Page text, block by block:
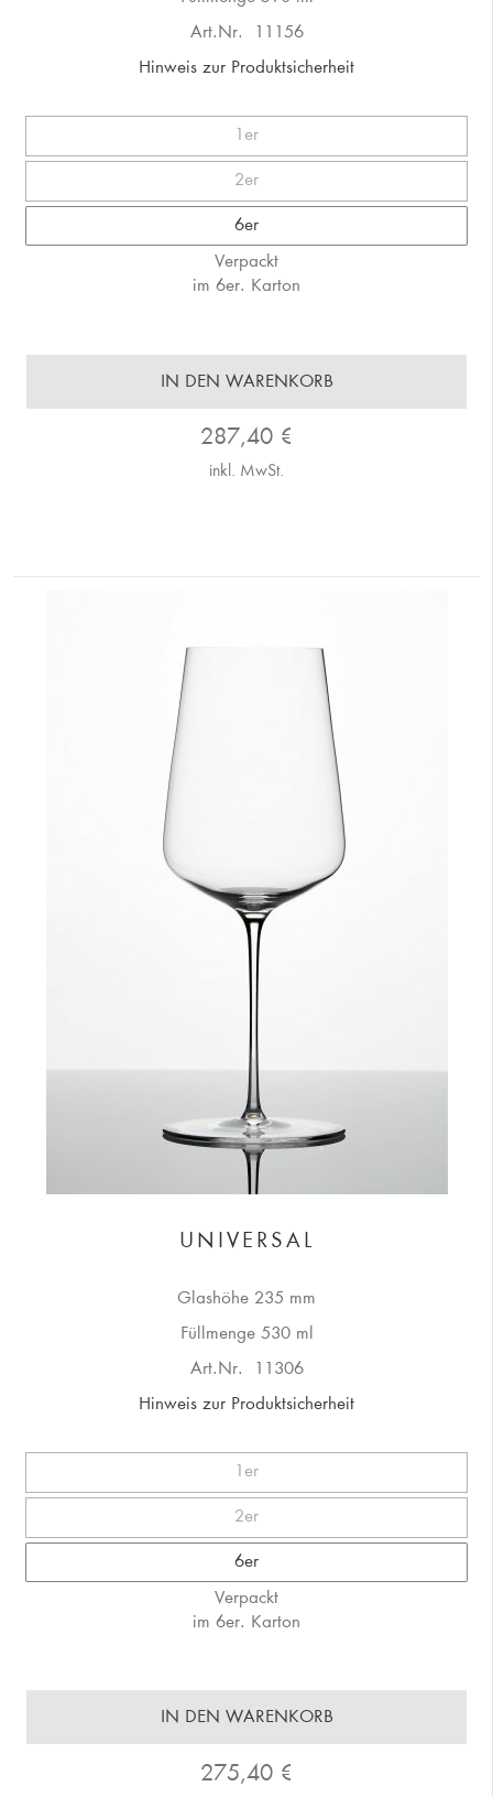
Art.Nr. 11156
Hinweis zur Produktsicherheit
1er
2er
6er
Verpackt
im 6er. Karton
IN DEN WARENKORB
287,40 €
inkl. MwSt.
UNIVERSAL
Glashöhe 235 mm
Füllmenge 530 ml
Art.Nr. 11306
Hinweis zur Produktsicherheit
1er
2er
6er
Verpackt
im 6er. Karton
IN DEN WARENKORB
275,40 €